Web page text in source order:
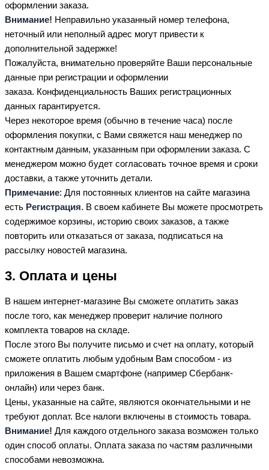
оформлении заказа.
Внимание! Неправильно указанный номер телефона,
неточный или неполный адрес могут привести к
дополнительной задержке!
Пожалуйста, внимательно проверяйте Ваши персональные
данные при регистрации и оформлении
заказа. Конфиденциальность Ваших регистрационных
данных гарантируется.
Через некоторое время (обычно в течение часа) после
оформления покупки, с Вами свяжется наш менеджер по
контактным данным, указанным при оформлении заказа. С
менеджером можно будет согласовать точное время и сроки
доставки, а также уточнить детали.
Примечание: Для постоянных клиентов на сайте магазина
есть Регистрация. В своем кабинете Вы можете просмотреть
содержимое корзины, историю своих заказов, а также
повторить или отказаться от заказа, подписаться на
рассылку новостей магазина.
3. Оплата и цены
В нашем интернет-магазине Вы сможете оплатить заказ
после того, как менеджер проверит наличие полного
комплекта товаров на складе.
После этого Вы получите письмо и счет на оплату, который
сможете оплатить любым удобным Вам способом - из
приложения в Вашем смартфоне (например Сбербанк-
онлайн) или через банк.
Цены, указанные на сайте, являются окончательными и не
требуют доплат. Все налоги включены в стоимость товара.
Внимание! Для каждого отдельного заказа возможен только
один способ оплаты. Оплата заказа по частям различными
способами невозможна.